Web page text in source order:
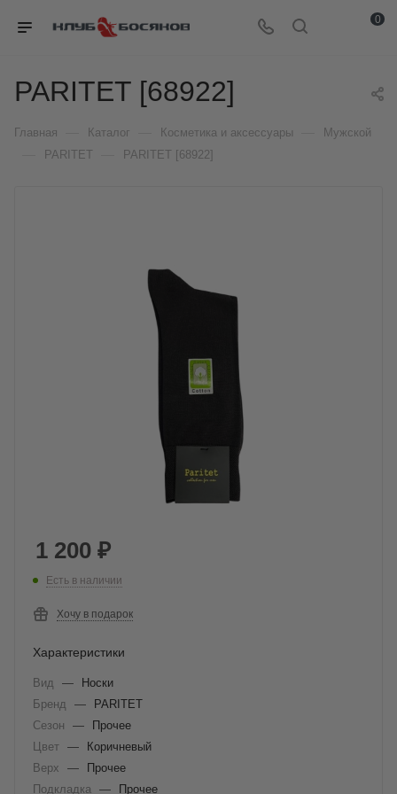
0
PARITET [68922]
Главная Каталог Косметика и аксессуары Мужской
PARITET PARITET [68922]
1 200 ₽
Есть в наличии
Хочу в подарок
Характеристики
Вид —
Носки
Бренд
—
PARITET
Сезон
—
Прочее
Цвет —
Коричневый
Верх
—
Прочее
Подкладка
—
Прочее